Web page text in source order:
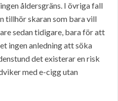
åldersgräns. I övriga fall
tillhör skaran som bara vill
sedan tidigare, bara för att
ingen anledning att söka
det existerar en risk
med e-cigg utan